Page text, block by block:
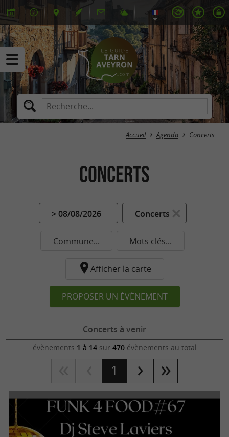
Accueil Agenda Concerts
Concerts
> 08/08/2026 Concerts
Commune... Mots clés...
Afficher la carte
PROPOSER UN ÉVÈNEMENT
Concerts à venir
évènements 1 à 14sur 470évènements au total
1